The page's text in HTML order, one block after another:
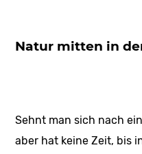
Natur mitten in
Sehnt man sich nach
aber hat keine Zeit, bis